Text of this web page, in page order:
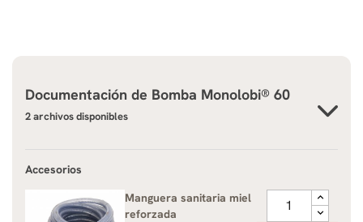
Documentación de Bomba Monolobi® 60
2 archivos disponibles
Accesorios
Manguera sanitaria miel
reforzada